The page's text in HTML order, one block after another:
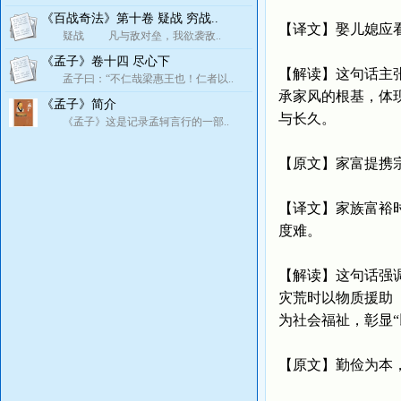
《百战奇法》第十卷 疑战 穷战..
疑战 凡与敌对垒，我欲袭敌..
《孟子》卷十四 尽心下
孟子曰：“不仁哉梁惠王也！仁者以..
《孟子》简介
《孟子》这是记录孟轲言行的一部..
【译文】娶儿媳
【解读】这句话
承家风的根基，体
与长久。
【原文】家富提
【译文】家族富
度难。
【解读】这句话
灾荒时以物质援助
为社会福祉，彰显
【原文】勤俭为